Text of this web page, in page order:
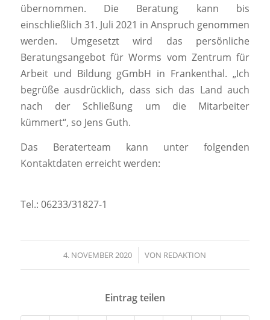
übernommen. Die Beratung kann bis
einschließlich 31. Juli 2021 in Anspruch genommen
werden. Umgesetzt wird das persönliche
Beratungsangebot für Worms vom Zentrum für
Arbeit und Bildung gGmbH in Frankenthal. „Ich
begrüße ausdrücklich, dass sich das Land auch
nach der Schließung um die Mitarbeiter
kümmert“, so Jens Guth.
Das Beraterteam kann unter folgenden
Kontaktdaten erreicht werden:
Tel.: 06233/31827-1
4. NOVEMBER 2020
/ VON REDAKTION
Eintrag teilen